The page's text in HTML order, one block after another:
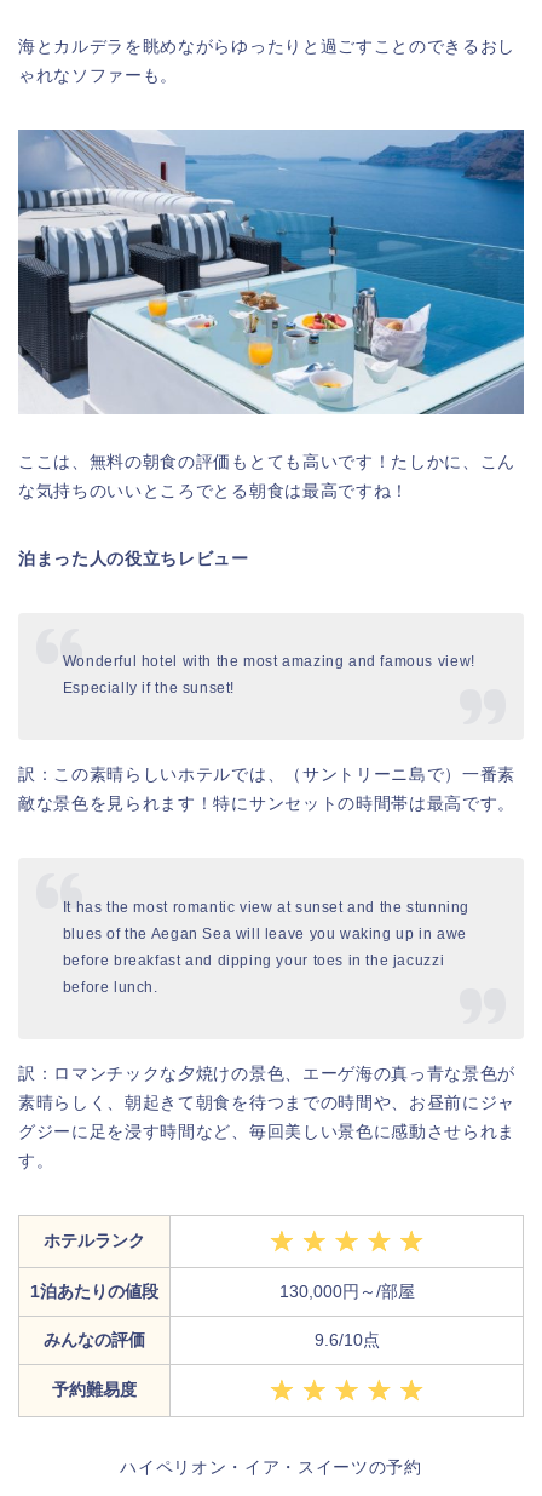
海とカルデラを眺めながらゆったりと過ごすことのできるおし
ゃれなソファーも。
ここは、無料の朝食の評価もとても高いです！たしかに、こん
な気持ちのいいところでとる朝食は最高ですね！
泊まった人の役立ちレビュー
Wonderful hotel with the most amazing and famous view!
Especially if the sunset!
訳：この素晴らしいホテルでは、（サントリーニ島で）一番素
敵な景色を見られます！特にサンセットの時間帯は最高です。
It has the most romantic view at sunset and the stunning
blues of the Aegan Sea will leave you waking up in awe
before breakfast and dipping your toes in the jacuzzi
before lunch.
訳：ロマンチックな夕焼けの景色、エーゲ海の真っ青な景色が
素晴らしく、朝起きて朝食を待つまでの時間や、お昼前にジャ
グジーに足を浸す時間など、毎回美しい景色に感動させられま
す。
ホテルランク
1泊あたりの値段 130,000円～/部屋
みんなの評価 9.6/10点
予約難易度
ハイペリオン・イア・スイーツの予約